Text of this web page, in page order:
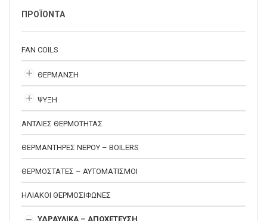
ΠΡΟΪΟΝΤΑ
FAN COILS
ΘΕΡΜΑΝΣΗ
ΨΥΞΗ
ΑΝΤΛΙΕΣ ΘΕΡΜΟΤΗΤΑΣ
ΘΕΡΜΑΝΤΗΡΕΣ ΝΕΡΟΥ – BOILERS
ΘΕΡΜΟΣΤΑΤΕΣ – ΑΥΤΟΜΑΤΙΣΜΟΙ
ΗΛΙΑΚΟΙ ΘΕΡΜΟΣΙΦΩΝΕΣ
ΥΔΡΑΥΛΙΚΑ – ΑΠΟΧΕΤΕΥΣΗ